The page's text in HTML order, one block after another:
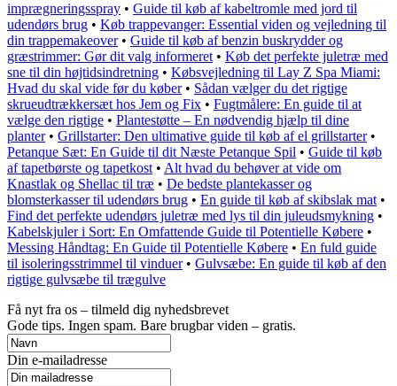
imprægneringsspray • Guide til køb af kabeltromle med jord til
udendørs brug • Køb trappevanger: Essential viden og vejledning til
din trappemakeover• Guide til køb af benzin buskrydder og
græstrimmer: Gør dit valg informeret • Køb det perfekte juletræ med
sne til din højtidsindretning • Købsvejledning til Lay Z Spa Miami:
Hvad du skal vide før du køber• Sådan vælger du det rigtige
skrueudtrækkersæt hos Jem og Fix • Fugtmålere: En guide til at
vælge den rigtige • Plantestøtte – En nødvendig hjælp til dine
planter• Grillstarter: Den ultimative guide til køb af el grillstarter•
Petanque Sæt: En Guide til dit Næste Petanque Spil • Guide til køb
af tapetbørste og tapetkost • Alt hvad du behøver at vide om
Knastlak og Shellac til træ • De bedste plantekasser og
blomsterkasser til udendørs brug • En guide til køb af skibslak mat •
Find det perfekte udendørs juletræ med lys til din juleudsmykning •
Kabelskjuler i Sort: En Omfattende Guide til Potentielle Købere •
Messing Håndtag: En Guide til Potentielle Købere • En fuld guide
til isoleringsstrimmel til vinduer• Gulvsæbe: En guide til køb af den
rigtige gulvsæbe til trægulve
Få nyt fra os – tilmeld dig nyhedsbrevet
Gode tips. Ingen spam. Bare brugbar viden – gratis.
Din e-mailadresse